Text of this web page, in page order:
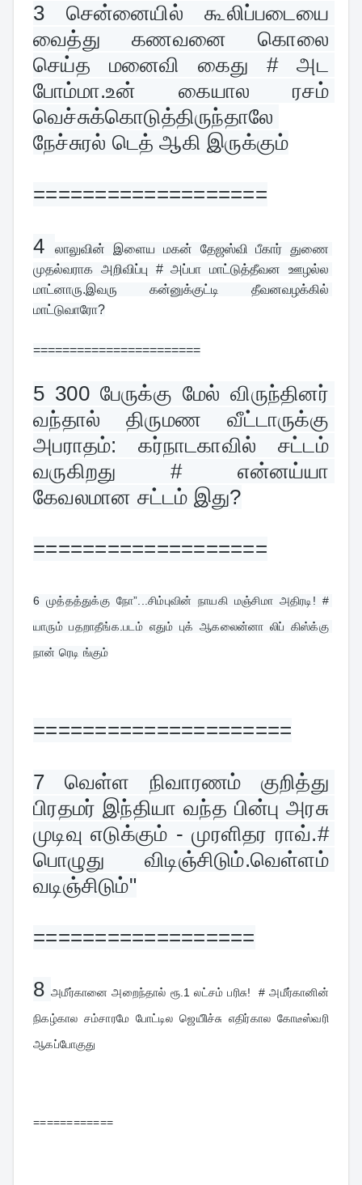
3 சென்னையில் கூலிப்படையை
வைத்து கணவனை கொலை
செய்த மனைவி கைது # அட
போம்மா.உன் கையால ரசம்
வெச்சுக்கொடுத்திருந்தாலே
நேச்சுரல் டெத் ஆகி இருக்கும்
===================
4 லாலுவின் இளைய மகன் தேஜஸ்வி பீகார் துணை
முதல்வராக அறிவிப்பு # அப்பா மாட்டுத்தீவன ஊழல்ல
மாட்னாரு.இவரு கன்னுக்குட்டி தீவனவழக்கில்
மாட்டுவாரோ?
=======================
5 300 பேருக்கு மேல் விருந்தினர்
வந்தால் திருமண வீட்டாருக்கு
அபராதம்: கர்நாடகாவில் சட்டம்
வருகிறது # என்னய்யா
கேவலமான சட்டம் இது?
===================
6 முத்தத்துக்கு நோ”...சிம்புவின் நாயகி மஞ்சிமா அதிரடி! #
யாரும் பதறாதீங்க.படம் எதும் புக் ஆகலைன்னா லிப் கிஸ்க்கு
நான் ரெடி ங்கும்
=====================
7 வெள்ள நிவாரணம் குறித்து
பிரதமர் இந்தியா வந்த பின்பு அரசு
முடிவு எடுக்கும் - முரளிதர ராவ்.#
பொழுது விடிஞ்சிடும்.வெள்ளம்
வடிஞ்சிடும்"
==================
8 அமீர்கானை அறைந்தால் ரூ.1 லட்சம் பரிசு!  # அமீர்கானின்
நிகழ்கால சம்சாரமே போட்டில ஜெயிிச்சு எதிர்கால கோடீஸ்வரி
ஆகப்போகுது
============